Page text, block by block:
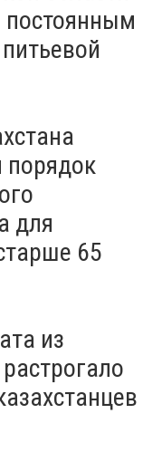
постоянным
порядок
для
65
из